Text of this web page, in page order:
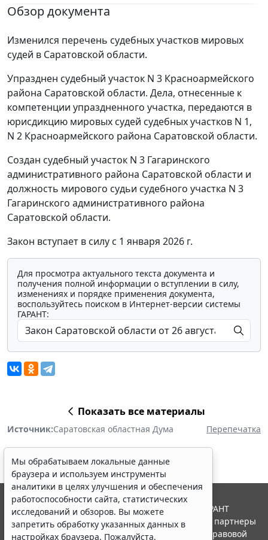
Обзор документа
Изменился перечень судебных участков мировых
судей в Саратовской области.
Упразднен судебный участок N 3 Красноармейского
района Саратовской области. Дела, отнесенные к
компетенции упраздненного участка, передаются в
юрисдикцию мировых судей судебных участков N 1,
N 2 Красноармейского района Саратовской области.
Создан судебный участок N 3 Гагаринского
административного района Саратовской области и
должность мирового судьи судебного участка N 3
Гагаринского административного района
Саратовской области.
Закон вступает в силу с 1 января 2026 г.
Для просмотра актуального текста документа и
получения полной информации о вступлении в силу,
изменениях и порядке применения документа,
воспользуйтесь поиском в Интернет-версии системы
ГАРАНТ:
Показать все материалы
Источник:Саратовская областная Дума Перепечатка
Мы обрабатываем локальные данные
браузера и используем инструменты
аналитики в целях улучшения и обеспечения
работоспособности сайта, статистических
исследований и обзоров. Вы можете
запретить обработку указанных данных в
настройках браузера. Пожалуйста,
© ООО "НПП "ГАРАНТ-СЕРВИС", 2026. Система ГАРАНТ
выпускается с 1990 года. Компания "Гарант" и ее партнеры
являются участниками Российской ассоциации правовой